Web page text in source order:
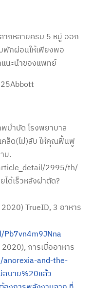
ากหลายครบ 5 หมู่ ออก
พักผ่อนให้เพียงพอ
นะนำของแพทย์
บำบัด โรงพยาบาล
ล็ด(ไม่)ลับ ให้คุณฟื้นฟู
ม.
2995/th/
ด้เร็วหลังผ่าตัด?
TrueID, 3 อาหาร
การเบื่ออาหาร
and-the-
สบาย%20แล้ว